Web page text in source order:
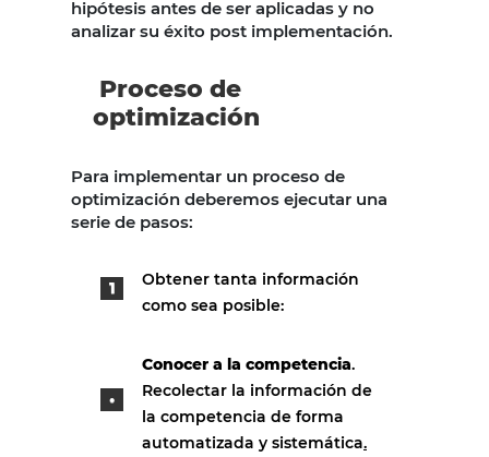
hipótesis antes de ser aplicadas y no
analizar su éxito post implementación.
Proceso de
optimización
Para implementar un proceso de
optimización deberemos ejecutar una
serie de pasos:
Obtener tanta información
como sea posible:
Conocer a la competencia.
Recolectar la información de
la competencia de forma
automatizada y sistemática.